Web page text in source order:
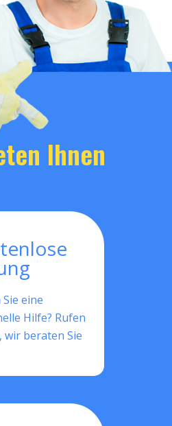
Ihnen
eine
Hilfe? Rufen
wir beraten Sie